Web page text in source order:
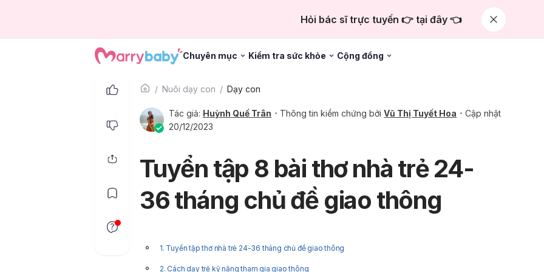
Hỏi bác sĩ trực tuyến 👉 tại đây 👈
Chuyên mục Kiểm tra sức khỏe Cộng đồng
Nuôi dạy con Dạy con
Tác giả: Huỳnh Quế Trân Thông tin kiểm chứng bởiVũ Thị Tuyết Hoa
Cập nhật
20/12/2023
Tuyển tập 8 bài thơ nhà trẻ 24-
36 tháng chủ đề giao thông
1. Tuyển tập thơ nhà trẻ 24-36 tháng chủ đề giao thông
2. Cách dạy trẻ kỹ năng tham gia giao thông